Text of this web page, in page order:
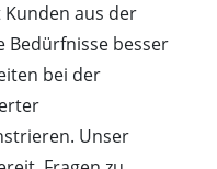
aus der
Bedürfnisse besser
bei der
Unser